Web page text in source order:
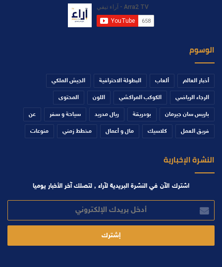
الوسوم
أخبار العالم ألعاب البطولة الاحترافية الجيش الملكي
الرجاء الرياضي الكوكب المراكشي اللون المحتوى
باريس سان جيرمان بودريقة ريال مدريد سياحة و سفر عن
فريق العمل كلاسيك مال و أعمال مخطط زمني منوعات
النشرة الإخبارية
اشترك الآن في النشرة البريدية لآراء , لتصلك آخر الأخبار يوميا
بريدك
الإلكتروني